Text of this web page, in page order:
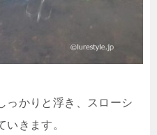
っかりと浮き、スローシ
いきます。